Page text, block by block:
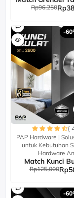
Rp96,250
-
(
PAP Hardware |
untuk Kebutuhan
Hardware
Match Kunci
Rp125,000
-